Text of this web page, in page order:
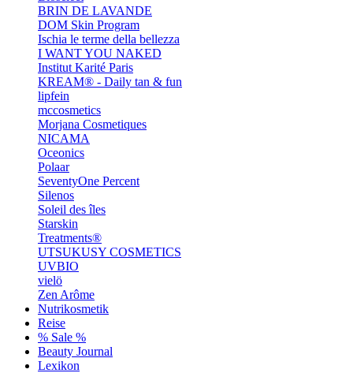
BRIN DE LAVANDE
DOM Skin Program
Ischia le terme della bellezza
I WANT YOU NAKED
Institut Karité Paris
KREAM® - Daily tan & fun
lipfein
mccosmetics
Morjana Cosmetiques
NICAMA
Oceonics
Polaar
SeventyOne Percent
Silenos
Soleil des îles
Starskin
Treatments®
UTSUKUSY COSMETICS
UVBIO
vielö
Zen Arôme
Nutrikosmetik
Reise
% Sale %
Beauty Journal
Lexikon